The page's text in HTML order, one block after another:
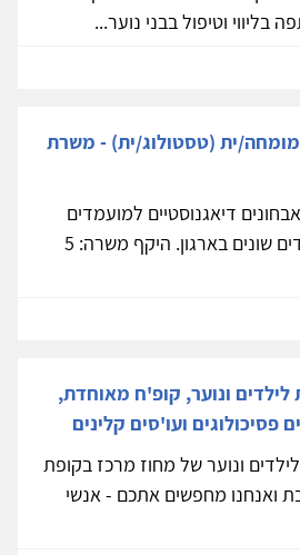
בליווי וטיפול בבני נוער...
מומחה/ית (טסטולוג/ית) - משרת
דיאגנוסטיים למועמדים
המתמודדים על תפקידים שונים בארגון. היקף משרה: 5
ונוער, קופ'ח מאוחדת,
ועו'סים קלינים
ונוער של מחוז מרכז בקופת
ואנחנו מחפשים אתכם - אנשי